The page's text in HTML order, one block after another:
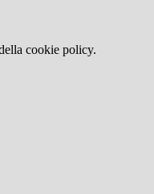
cookie policy.